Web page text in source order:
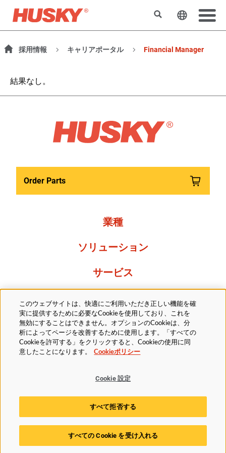
検索 ウェブサ
採用情報 キャリアポータル Financial Manager
結果なし。
Order Parts
業種
ソリューション
サービス
Resources
当社について
法的 プライバシーポリシー
アクセシビリティ方針
Cookieポリシー
Cookie 設定
© 2025 Husky Technologies. All rights reserved.
このウェブサイトは、快適にご利用いただき正しい機能を確
実に提供するために必要なCookieを使用しており、これを
無効にすることはできません。オプションのCookieは、分
析によってページを改善するために使用します。「すべての
Cookieを許可する」をクリックすると、Cookieの使用に同
意したことになります。
Cookieポリシー
Cookie 設定
すべて拒否する
すべての Cookie を受け入れる